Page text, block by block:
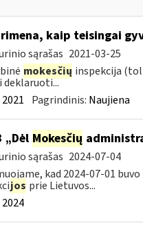
kaip teisingai
sąrašas 2021-03-25
mokesčių inspekcija
deklaruoti...
2021 Pagrindinis: Naujiena
„Dėl Mokesčių
sąrašas 2024-07-04
kad 2024-07-01
jos prie Lietuvos...
2024